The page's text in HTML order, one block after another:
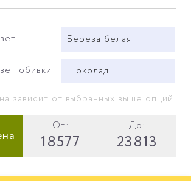
Береза белая
обивки Шоколад
зависит от выбранных выше опций.
От:
18577
До:
23813